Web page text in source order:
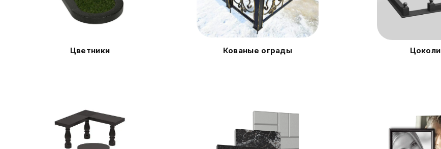
Цветники Кованые ограды Цоколи